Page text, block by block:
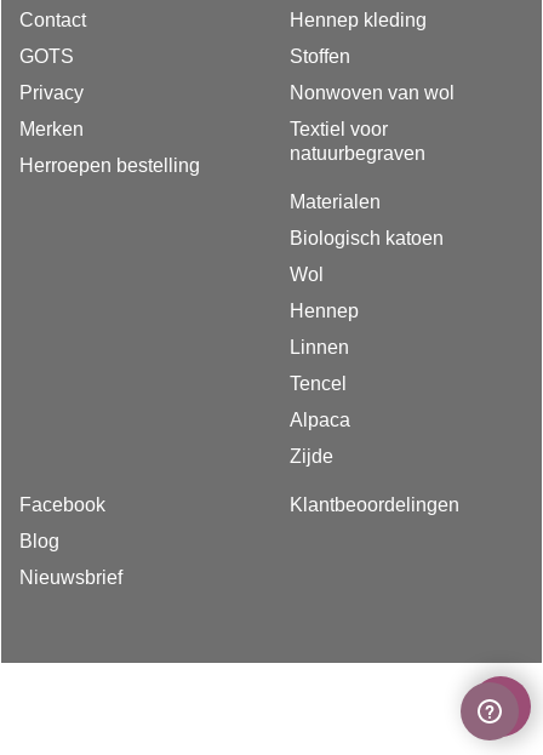
Contact
GOTS
Privacy
Merken
Herroepen bestelling
Hennep kleding
Stoffen
Nonwoven van wol
Textiel voor
natuurbegraven
Materialen
Biologisch katoen
Wol
Hennep
Linnen
Tencel
Alpaca
Zijde
Facebook
Blog
Nieuwsbrief
Klantbeoordelingen